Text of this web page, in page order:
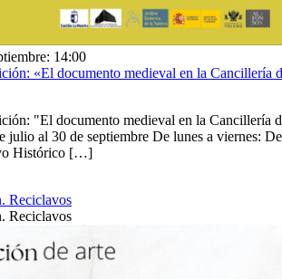
14:00
«El documento medieval en la Cancillería
"El documento medieval en la Cancillería
al 30 de septiembre De lunes a viernes: De
Histórico […]
Reciclavos
Reciclavos